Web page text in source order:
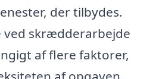
der tilbydes.
ved skrædderarbejde
af flere faktorer,